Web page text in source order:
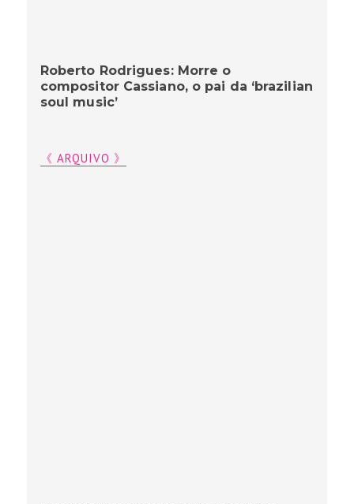
Roberto Rodrigues: Morre o
compositor Cassiano, o pai da ‘brazilian
soul music’
《 ARQUIVO 》